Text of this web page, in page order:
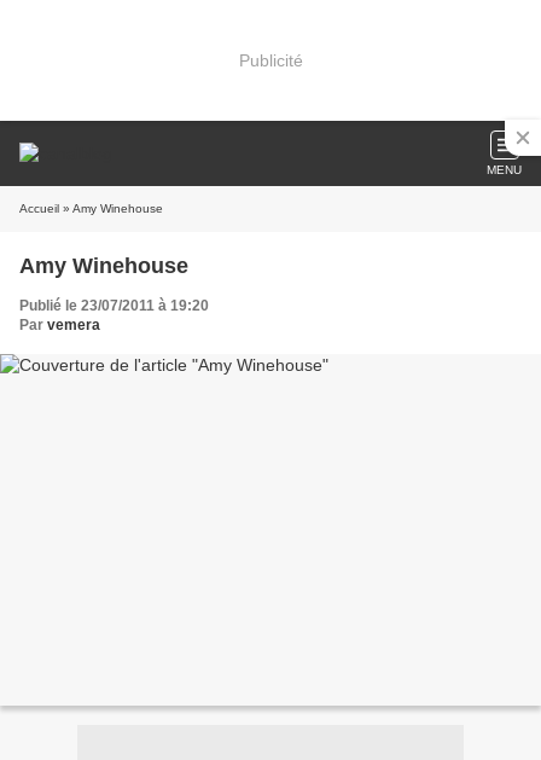
Publicité
MENU
Accueil » Amy Winehouse
Amy Winehouse
Publié le 23/07/2011 à 19:20
Par vemera